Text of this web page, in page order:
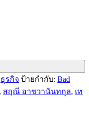
ธุรกิจ ป้ายกำกับ: Bad
, สฤณี อาชวานันทกุล, เท